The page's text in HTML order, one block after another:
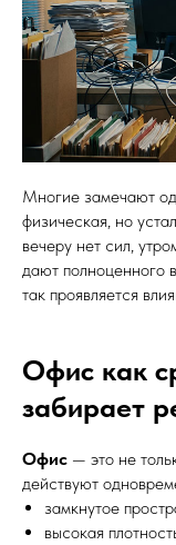
Многие замечают
физическая, но
вечеру нет сил,
дают полноценного
так проявляется
Офис как
забирает
Офис — это не
действуют
замкнутое
высокая